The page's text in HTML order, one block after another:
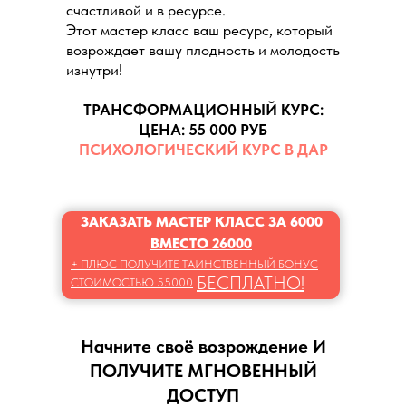
ЗАКАЗАТЬ МАСТЕР КЛАСС ЗА 6000
ВМЕСТО 26000
БЕСПЛАТНО!
+ ПЛЮС ПОЛУЧИТЕ ТАИНСТВЕННЫЙ БОНУС
СТОИМОСТЬЮ 55000
Начните своё возрождение И
ПОЛУЧИТЕ МГНОВЕННЫЙ
ДОСТУП
счастливой и в ресурсе.
Этот мастер класс ваш ресурс, который
возрождает вашу плодность и молодость
изнутри!
ТРАНСФОРМАЦИОННЫЙ КУРС:
ЦЕНА: 55 000 РУБ
ПСИХОЛОГИЧЕСКИЙ КУРС В ДАР